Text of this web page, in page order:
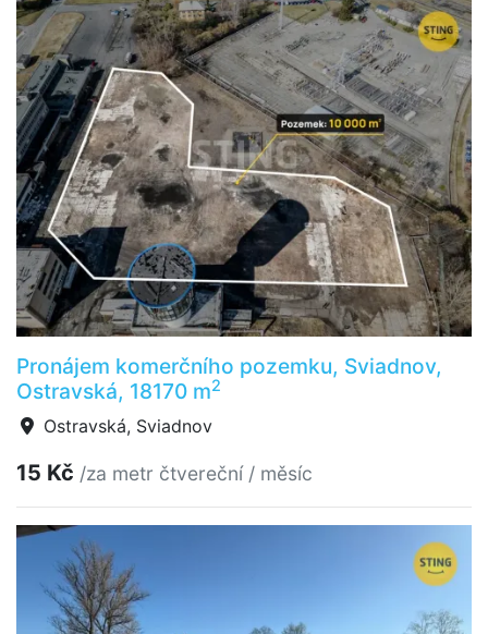
Pronájem komerčního pozemku, Sviadnov,
Ostravská, 18170 m2
Ostravská, Sviadnov
15 Kč /za metr čtvereční / měsíc